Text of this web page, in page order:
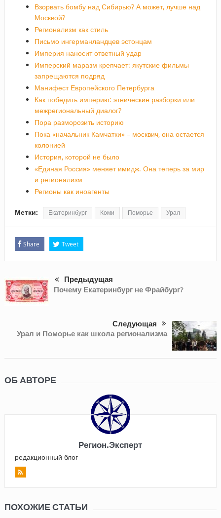
Взорвать бомбу над Сибирью? А может, лучше над
Москвой?
Регионализм как стиль
Письмо ингерманландцев эстонцам
Империя наносит ответный удар
Имперский маразм крепчает: якутские фильмы
запрещаются подряд
Манифест Европейского Петербурга
Как победить империю: этнические разборки или
межрегиональный диалог?
Пора разморозить историю
Пока «начальник Камчатки» – москвич, она остается
колонией
История, которой не было
«Единая Россия» меняет имидж. Она теперь за мир
и регионализм
Регионы как иноагенты
Метки: Екатеринбург Коми Поморье Урал
Share Tweet
Предыдущая
Почему Екатеринбург не Фрайбург?
Следующая
Урал и Поморье как школа регионализма
ОБ АВТОРЕ
Регион.Эксперт
редакционный блог
ПОХОЖИЕ СТАТЬИ